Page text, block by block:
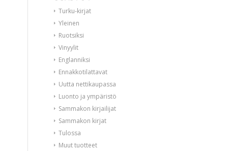
Turku-kirjat
Yleinen
Ruotsiksi
Vinyylit
Englanniksi
Ennakkotilattavat
Uutta nettikaupassa
Luonto ja ympäristö
Sammakon kirjailijat
Sammakon kirjat
Tulossa
Muut tuotteet